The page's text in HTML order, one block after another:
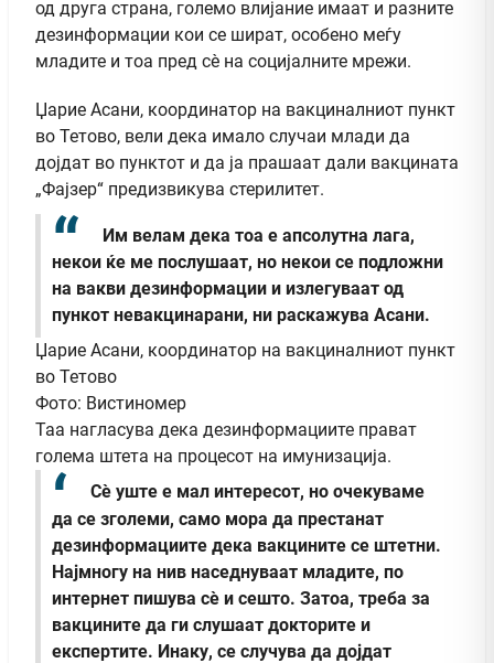
од друга страна, големо влијание имаат и разните
дезинформации кои се шират, особено меѓу
младите и тоа пред сè на социјалните мрежи.
Џарие Асани, координатор на вакциналниот пункт
во Тетово, вели дека имало случаи млади да
дојдат во пунктот и да ја прашаат дали вакцината
„Фајзер“ предизвикува стерилитет.
Им велам дека тоа е апсолутна лага,
некои ќе ме послушаат, но некои се подложни
на вакви дезинформации и излегуваат од
пункот невакцинарани, ни раскажува Асани.
Џарие Асани, координатор на вакциналниот пункт
во Тетово
Фото: Вистиномер
Таа нагласува дека дезинформациите прават
голема штета на процесот на имунизација.
Сè уште е мал интересот, но очекуваме
да се зголеми, само мора да престанат
дезинформациите дека вакцините се штетни.
Најмногу на нив наседнуваат младите, по
интернет пишува сè и сешто. Затоа, треба за
вакцините да ги слушаат докторите и
експертите. Инаку, се случува да дојдат